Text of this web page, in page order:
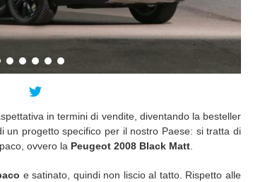
in termini di vendite, diventando la besteller
un progetto specifico per il nostro Paese: si tratta di
ovvero la Peugeot 2008 Black Matt
e satinato, quindi non liscio al tatto. Rispetto alle